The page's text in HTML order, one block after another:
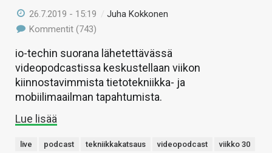
26.7.2019 - 15:19 /Juha Kokkonen
Kommentit (743)
io-techin suorana lähetettävässä
videopodcastissa keskustellaan viikon
kiinnostavimmista tietotekniikka- ja
mobiilimaailman tapahtumista.
Lue lisää
live podcast tekniikkakatsaus videopodcast viikko 30